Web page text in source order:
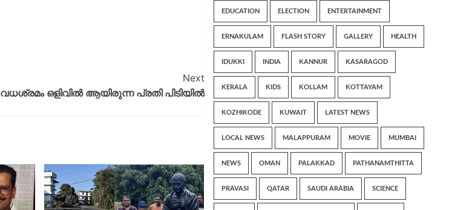
Next
വധശ്രമം ഒളിവിൽ ആയിരുന്ന പ്രതി പിടിയിൽ
EDUCATION ELECTION ENTERTAINMENT
ERNAKULAM FLASH STORY GALLERY HEALTH
IDUKKI INDIA KANNUR KASARAGOD
KERALA KIDS KOLLAM KOTTAYAM
KOZHIKODE KUWAIT LATEST NEWS
LOCAL NEWS MALAPPURAM MOVIE MUMBAI
NEWS OMAN PALAKKAD PATHANAMTHITTA
PRAVASI QATAR SAUDI ARABIA SCIENCE